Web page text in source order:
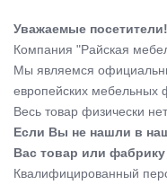
Уважаемые посетители!
Компания "Райская
Мы являемся
европейских мебельных
Весь товар физически
Если Вы не нашли в
Вас товар или
Квалифицированный